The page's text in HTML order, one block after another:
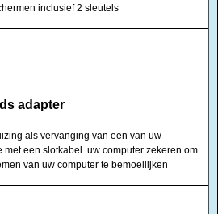
inclusief 2 sleutels
adapter
als vervanging van een van uw
met een slotkabel uw computer zekeren om
van uw computer te bemoeilijken